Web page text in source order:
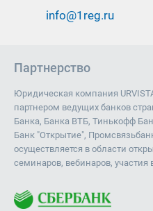
info@1reg.ru
Партнерство
Юридическая компания
партнером ведущих банков
Банка, Банка ВТБ, Тинькофф
Банк "Открытие",
осуществляется в области
семинаров, вебинаров, участия